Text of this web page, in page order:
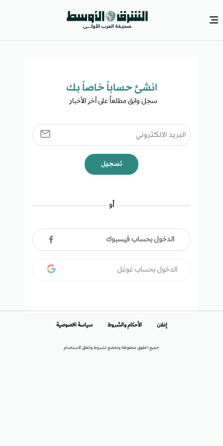
انشئ حساباً خاصاً بك​
سجل وابق مطلعاً على آخر الأخبار ​
تسجيل
أو
الدخول بحساب فيسبوك
الدخول بحساب غوغل
جميع الحقوق محفوظة وتخضع لشروط واتفاق الاستخدام
إعلان الأحكام والشروط سياسة الخصوصية